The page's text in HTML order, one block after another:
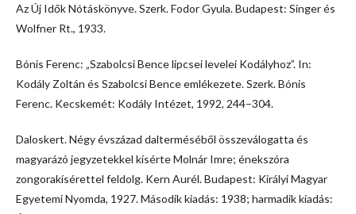
Az Új Idők Nótáskönyve. Szerk. Fodor Gyula. Budapest: Singer és
Wolfner Rt., 1933.
Bónis Ferenc: „Szabolcsi Bence lipcsei levelei Kodályhoz”. In:
Kodály Zoltán és Szabolcsi Bence emlékezete. Szerk. Bónis
Ferenc. Kecskemét: Kodály Intézet, 1992, 244–304.
Daloskert. Négy évszázad dalterméséből összeválogatta és
magyarázó jegyzetekkel kísérte Molnár Imre; énekszóra
zongorakísérettel feldolg. Kern Aurél. Budapest: Királyi Magyar
Egyetemi Nyomda, 1927. Második kiadás: 1938; harmadik kiadás: